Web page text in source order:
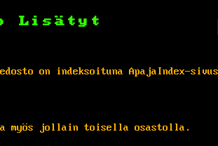
Lisätyt
on indeksoituna ApajaIndex-
myös jollain toisella osastolla.